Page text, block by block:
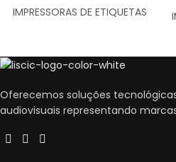
IMPRESSORAS DE ETIQUETAS
Oferecemos soluções
audiovisuais representando